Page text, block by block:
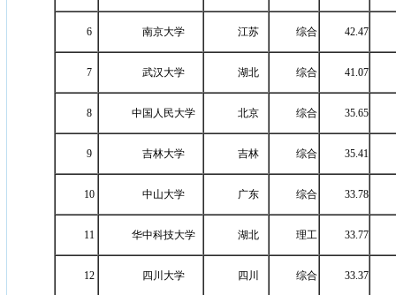
6 南京大学 江苏 综合 42.47
7 武汉大学 湖北 综合 41.07
8 中国人民大学 北京 综合 35.65
9 吉林大学 吉林 综合 35.41
10 中山大学 广东 综合 33.78
11 华中科技大学 湖北 理工 33.77
12 四川大学 四川 综合 33.37